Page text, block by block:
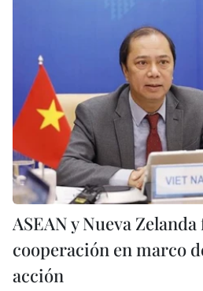
ASEAN y Nueva
cooperación en marco
acción